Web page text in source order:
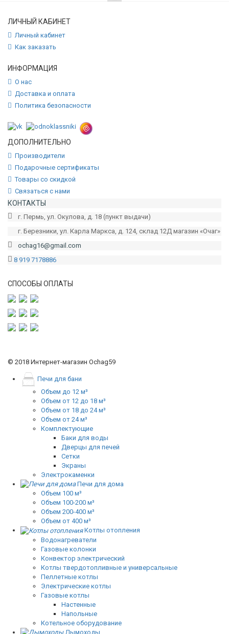
ЛИЧНЫЙ КАБИНЕТ
Личный кабинет
Как заказать
ИНФОРМАЦИЯ
О нас
Доставка и оплата
Политика безопасности
ДОПОЛНИТЕЛЬНО
Производители
Подарочные сертификаты
Товары со скидкой
Связаться с нами
КОНТАКТЫ
г. Пермь, ул. Окулова, д. 18 (пункт выдачи)
г. Березники, ул. Карла Маркса, д. 124, склад 12Д магазин «Очаг»
ochag16@gmail.com
8 919 7178886
СПОСОБЫ ОПЛАТЫ
© 2018 Интернет-магазин Ochag59
Печи для бани
Объем до 12 м³
Объем от 12 до 18 м³
Объем от 18 до 24 м³
Объем от 24 м³
Комплектующие
Баки для воды
Дверцы для печей
Сетки
Экраны
Электрокаменки
Печи для дома
Объем 100 м³
Объем 100-200 м³
Объем 200-400 м³
Объем от 400 м³
Котлы отопления
Водонагреватели
Газовые колонки
Конвектор электрический
Котлы твердотопливные и универсальные
Пеллетные котлы
Электрические котлы
Газовые котлы
Настенные
Напольные
Котельное оборудование
Дымоходы